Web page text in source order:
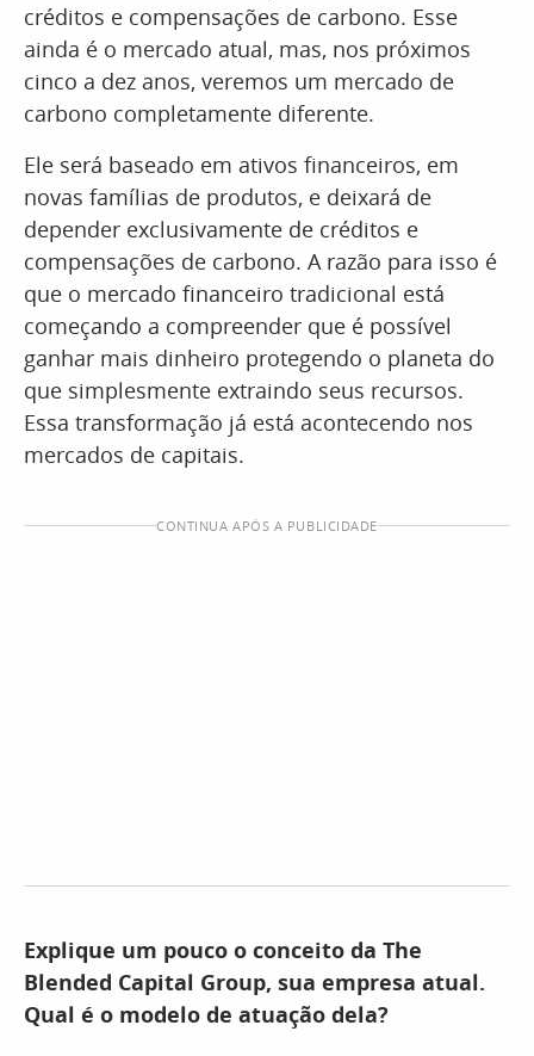
créditos e compensações de carbono. Esse
ainda é o mercado atual, mas, nos próximos
cinco a dez anos, veremos um mercado de
carbono completamente diferente.
Ele será baseado em ativos financeiros, em
novas famílias de produtos, e deixará de
depender exclusivamente de créditos e
compensações de carbono. A razão para isso é
que o mercado financeiro tradicional está
começando a compreender que é possível
ganhar mais dinheiro protegendo o planeta do
que simplesmente extraindo seus recursos.
Essa transformação já está acontecendo nos
mercados de capitais.
CONTINUA APÓS A PUBLICIDADE
Explique um pouco o conceito da The
Blended Capital Group, sua empresa atual.
Qual é o modelo de atuação dela?